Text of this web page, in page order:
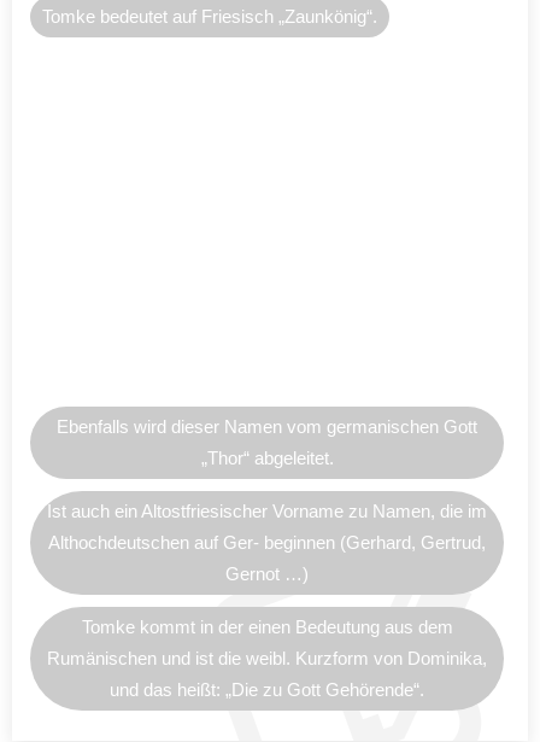
Tomke bedeutet auf Friesisch „Zaunkönig“.
Ebenfalls wird dieser Namen vom germanischen Gott
„Thor“ abgeleitet.
Ist auch ein Altostfriesischer Vorname zu Namen, die im
Althochdeutschen auf Ger- beginnen (Gerhard, Gertrud,
Gernot …)
Tomke kommt in der einen Bedeutung aus dem
Rumänischen und ist die weibl. Kurzform von Dominika,
und das heißt: „Die zu Gott Gehörende“.